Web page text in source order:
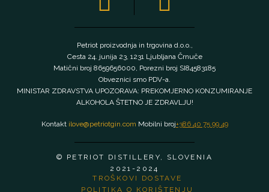
Petriot proizvodnja in trgovina d.o.o.,
Cesta 24. junija 23, 1231 Ljubljana Črnuče
Matični broj 8659656000, Porezni broj SI84583185
Obveznici smo PDV-a.
MINISTAR ZDRAVSTVA UPOZORAVA: PREKOMJERNO KONZUMIRANJE
ALKOHOLA ŠTETNO JE ZDRAVLJU!
Kontakt ilove@petriotgin.com Mobilni broj+386 40 75 99 49
© PETRIOT DISTILLERY, SLOVENIA
2021-2024
TROŠKOVI DOSTAVE
POLITIKA O KORIŠTENJU